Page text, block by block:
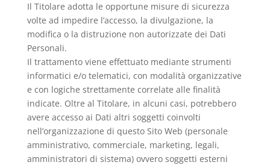
Il Titolare adotta le opportune misure di sicurezza
volte ad impedire l’accesso, la divulgazione, la
modifica o la distruzione non autorizzate dei Dati
Personali.
Il trattamento viene effettuato mediante strumenti
informatici e/o telematici, con modalità organizzative
e con logiche strettamente correlate alle finalità
indicate. Oltre al Titolare, in alcuni casi, potrebbero
avere accesso ai Dati altri soggetti coinvolti
nell’organizzazione di questo Sito Web (personale
amministrativo, commerciale, marketing, legali,
amministratori di sistema) ovvero soggetti esterni